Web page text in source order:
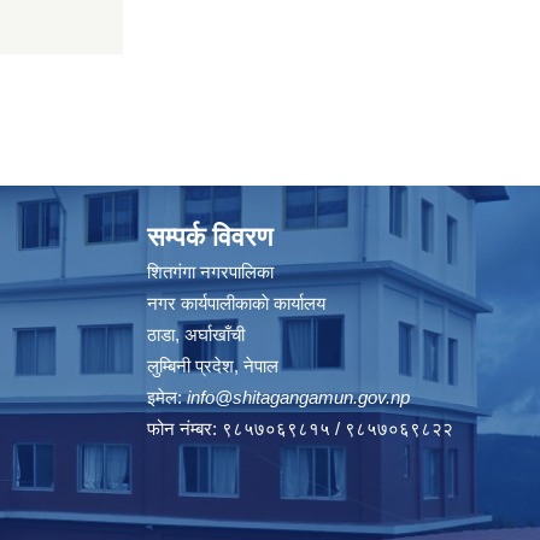
सम्पर्क विवरण
शितगंगा नगरपालिका
नगर कार्यपालीकाकाे कार्यालय
ठाडा, अर्घाखाँची
लुम्बिनी प्रदेश, नेपाल
इमेल:info@shitagangamun.gov.np
फोन नंम्बर: ९८५७०६९८१५ / ९८५७०६९८२२